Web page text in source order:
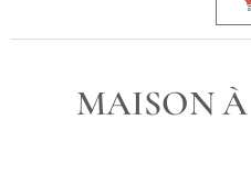
MAISON